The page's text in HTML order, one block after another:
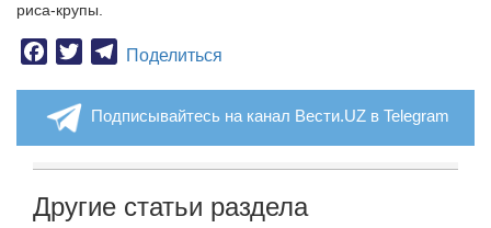
риса-крупы.
Facebook
TwitterTelegram
Поделиться
Подписывайтесь на канал Вести.UZ в Telegram
Другие статьи раздела